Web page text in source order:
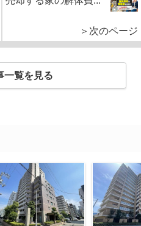
＞次のページ
一覧を見る